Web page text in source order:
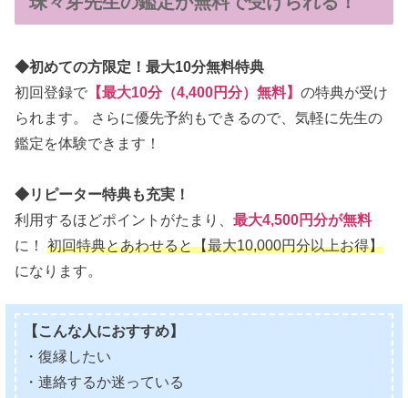
◆初めての方限定！最大10分無料特典
初回登録で 【最大10分（4,400円分）無料】 の特典が受け
られます。 さらに優先予約もできるので、気軽に先生の
鑑定を体験できます！
◆リピーター特典も充実！
利用するほどポイントがたまり、 最大4,500円分が無料
に！ 初回特典とあわせると【最大10,000円分以上お得】
になります。
【こんな人におすすめ】
・復縁したい
・連絡するか迷っている